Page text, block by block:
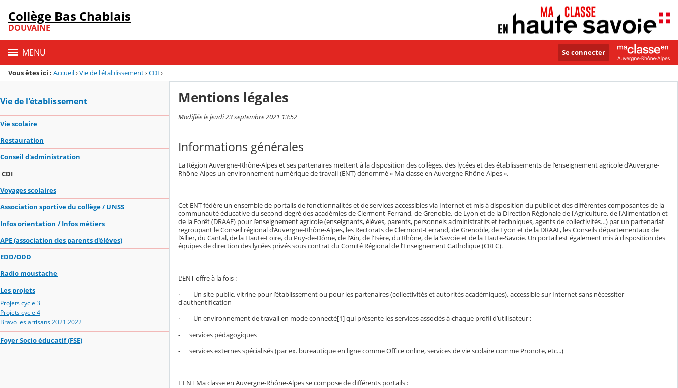
Menu de la rubrique
Contenu
Collège Bas Chablais
DOUVAINE
MENU Se connecter
Vous êtes ici : Accueil›Vie de l'établissement›CDI ›
Vie de l'établissement
Vie scolaire
Restauration
Conseil d'administration
CDI
Voyages scolaires
Association sportive du collège / UNSS
Infos orientation / Infos métiers
APE (association des parents d'élèves)
EDD/ODD
Radio moustache
Les projets
Projets cycle 3
Projets cycle 4
Bravo les artisans 2021.2022
Foyer Socio éducatif (FSE)
Mentions légales
Modifiée le jeudi 23 septembre 2021 13:52
Informations générales
La Région Auvergne-Rhône-Alpes et ses partenaires mettent à la disposition des collèges, des lycées et des établissements de l'enseignement agricole d’Auvergne-
Rhône-Alpes un environnement numérique de travail (ENT) dénommé « Ma classe en Auvergne-Rhône-Alpes ».
Cet ENT fédère un ensemble de portails de fonctionnalités et de services accessibles via Internet et mis à disposition du public et des différentes composantes de la
communauté éducative du second degré des académies de Clermont-Ferrand, de Grenoble, de Lyon et de la Direction Régionale de l'Agriculture, de l'Alimentation et
de la Forêt (DRAAF) pour l’enseignement agricole (enseignants, élèves, parents, personnels administratifs et techniques, agents de collectivités…) par un partenariat
regroupant le Conseil régional d’Auvergne-Rhône-Alpes, les Rectorats de Clermont-Ferrand, de Grenoble, de Lyon et de la DRAAF, les Conseils départementaux de
l’Allier, du Cantal, de la Haute-Loire, du Puy-de-Dôme, de l'Ain, de l'Isère, du Rhône, de la Savoie et de la Haute-Savoie. Un portail est également mis à disposition des
équipes de direction des lycées privés sous contrat du Comité Régional de l’Enseignement Catholique (CREC).
L’ENT offre à la fois :
· Un site public, vitrine pour l’établissement ou pour les partenaires (collectivités et autorités académiques), accessible sur Internet sans nécessiter
d'authentification
· Un environnement de travail en mode connecté[1] qui présente les services associés à chaque profil d’utilisateur :
- services pédagogiques
- services externes spécialisés (par ex. bureautique en ligne comme Office online, services de vie scolaire comme Pronote, etc...)
L'ENT Ma classe en Auvergne-Rhône-Alpes se compose de différents portails :